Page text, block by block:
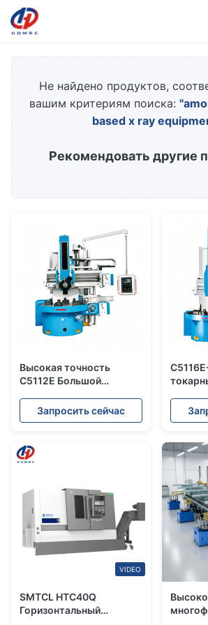
Не найдено продуктов,
вашим критериям поиска:
based x ray
Рекомендовать другие
Высокая точность
C5112E Большой
участка Обработка
прочная структура
одноколонный
вертикальный токарный
Запросить сейчас
одной
VIDEO
SMTCL HTC40Q
Горизонтальный